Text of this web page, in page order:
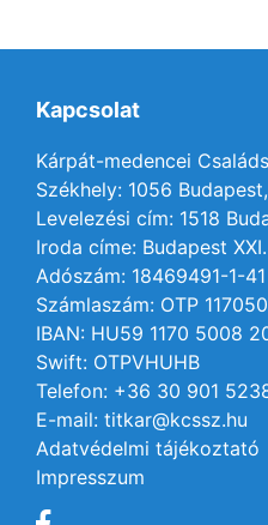
Kapcsolat
Kárpát-medencei
Székhely: 1056
Levelezési cím: 1518
Iroda címe: Budapest
Adószám: 18469491-1-41
Számlaszám: OTP
IBAN: HU59 1170 5008
Swift: OTPVHUHB
Telefon: +36 30 901
E-mail: titkar@kcssz.hu
Adatvédelmi tájékoztató
Impresszum